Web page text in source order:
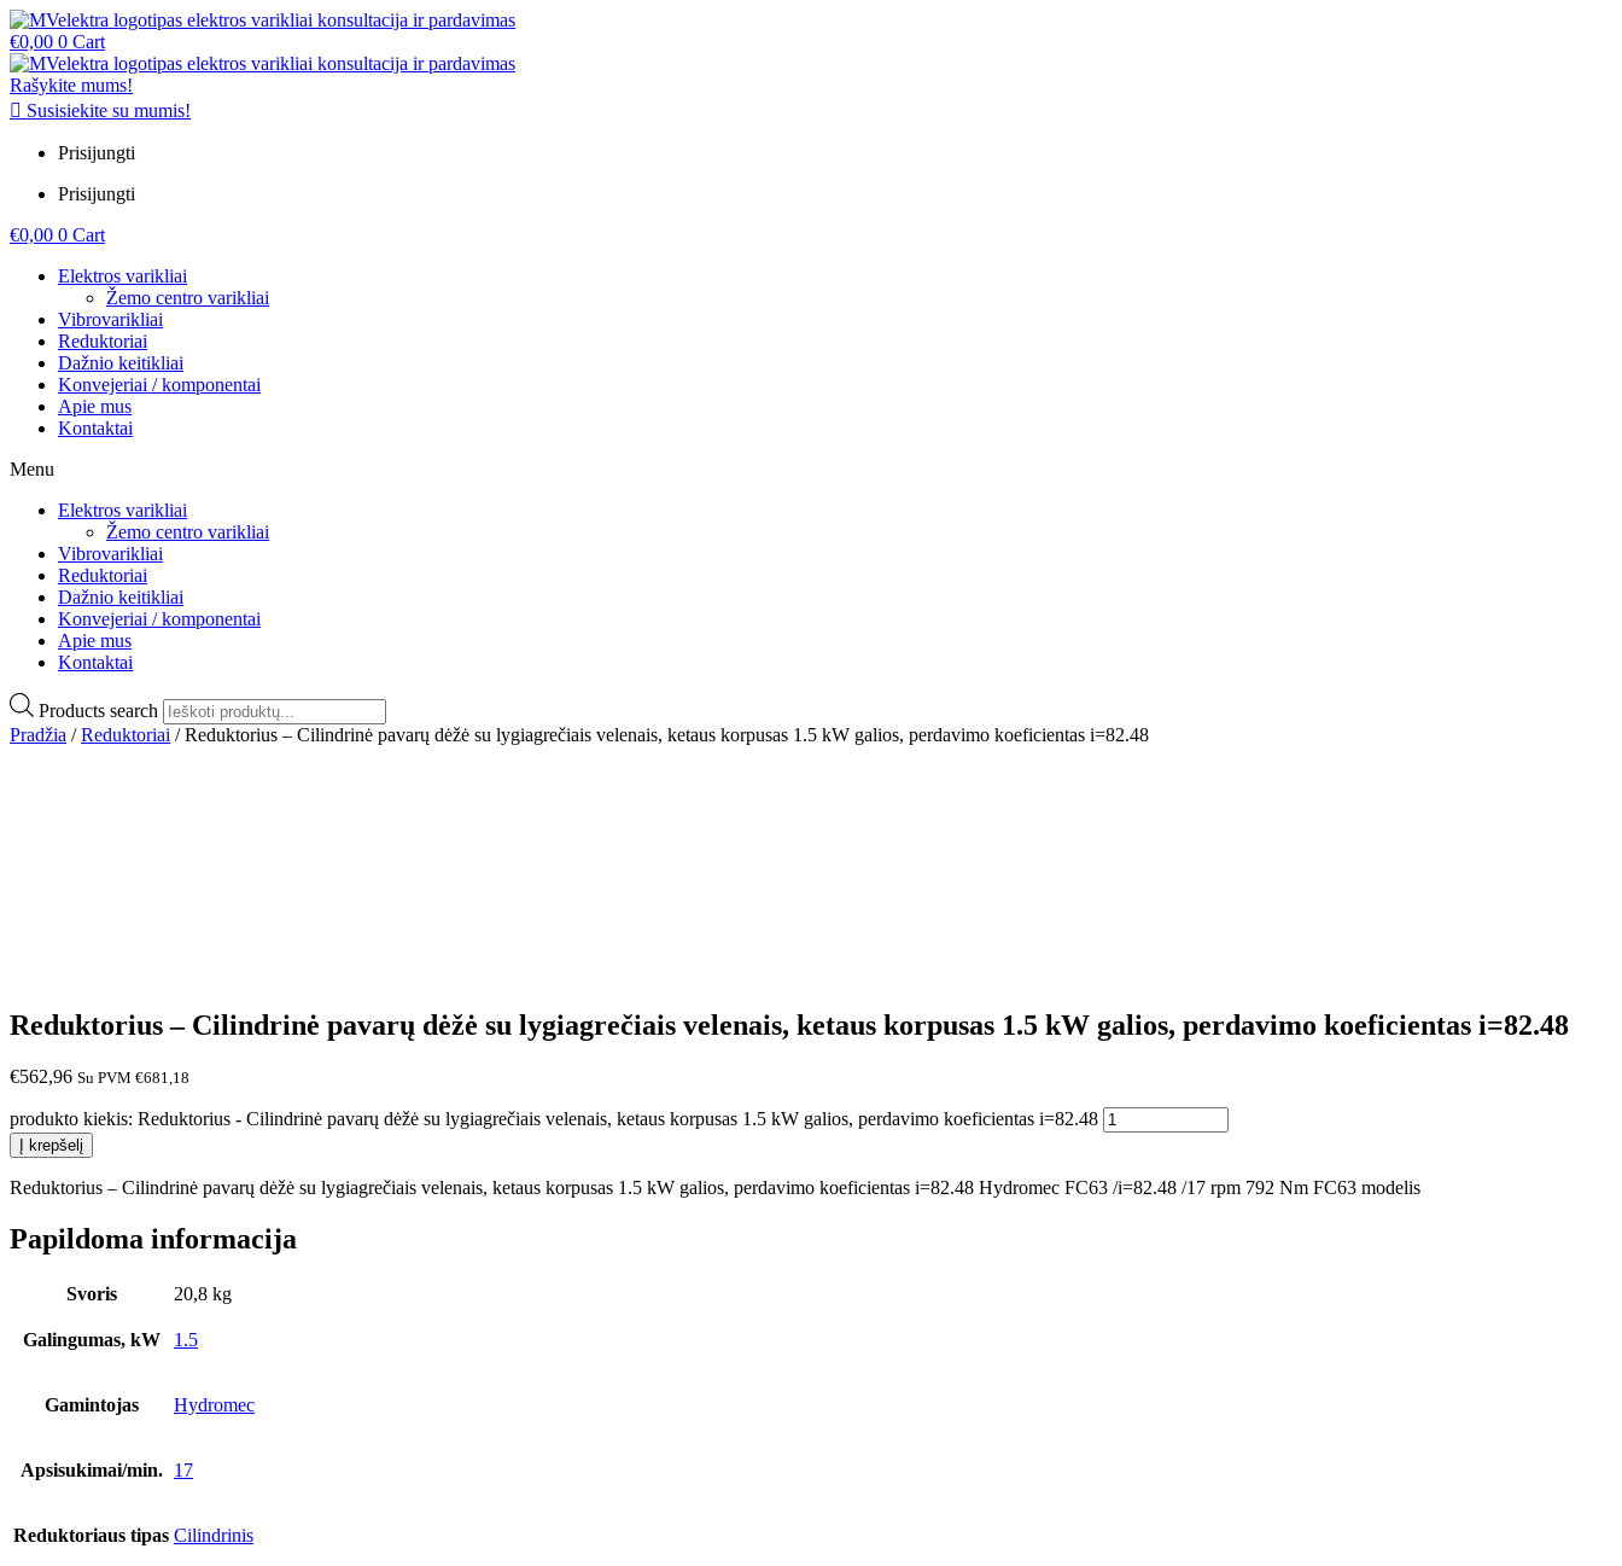
€0,00 0 Cart
Rašykite mums!
Susisiekite su mumis!
Prisijungti
Prisijungti
€0,00 0 Cart
Elektros varikliai
Žemo centro varikliai
Vibrovarikliai
Reduktoriai
Dažnio keitikliai
Konvejeriai / komponentai
Apie mus
Kontaktai
Menu
Elektros varikliai
Žemo centro varikliai
Vibrovarikliai
Reduktoriai
Dažnio keitikliai
Konvejeriai / komponentai
Apie mus
Kontaktai
Products search
Pradžia /Reduktoriai / Reduktorius – Cilindrinė pavarų dėžė su lygiagrečiais velenais, ketaus korpusas 1.5 kW galios, perdavimo koeficientas i=82.48
Reduktorius – Cilindrinė pavarų dėžė su lygiagrečiais velenais, ketaus korpusas 1.5 kW galios, perdavimo koeficientas i=82.48
€562,96 Su PVM €681,18
produkto kiekis: Reduktorius - Cilindrinė pavarų dėžė su lygiagrečiais velenais, ketaus korpusas 1.5 kW galios, perdavimo koeficientas i=82.48
Į krepšelį
Reduktorius – Cilindrinė pavarų dėžė su lygiagrečiais velenais, ketaus korpusas 1.5 kW galios, perdavimo koeficientas i=82.48 Hydromec FC63 /i=82.48 /17 rpm 792 Nm FC63 modelis
Papildoma informacija
Svoris 20,8 kg
Galingumas, kW 1.5
Gamintojas Hydromec
Apsisukimai/min. 17
Reduktoriaus tipas Cilindrinis